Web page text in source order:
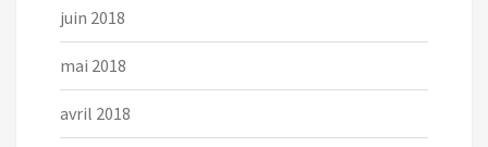
juin 2018
mai 2018
avril 2018